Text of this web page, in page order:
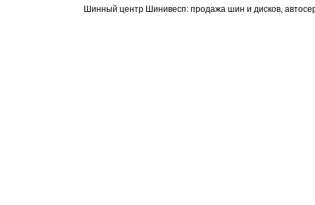
Шинный центр Шинивесп: продажа шин и дисков,